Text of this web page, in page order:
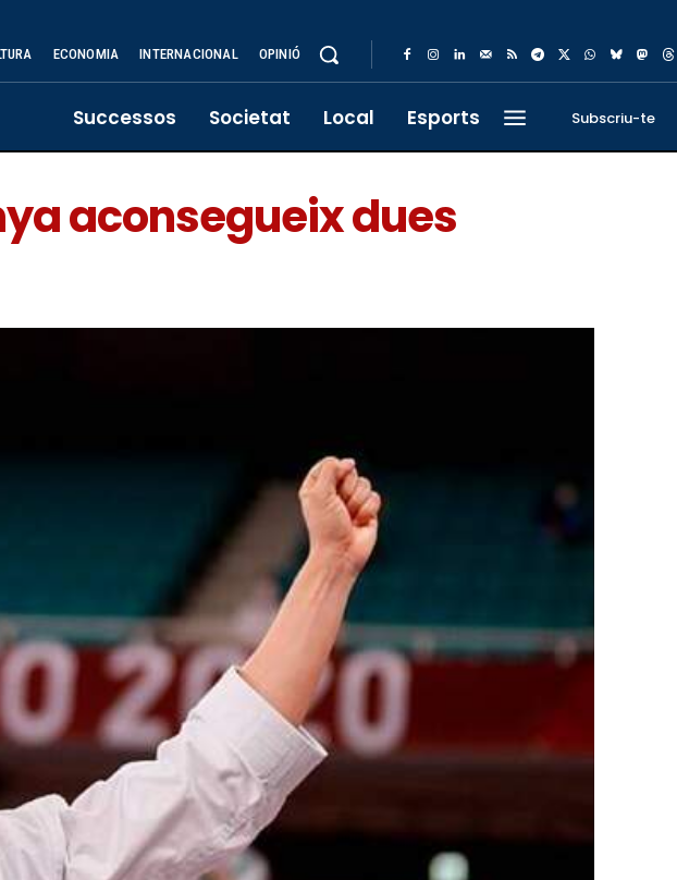
ECONOMIA INTERNACIONAL OPINIÓ
Successos Societat Local Esports Subscriu-te
aconsegueix dues